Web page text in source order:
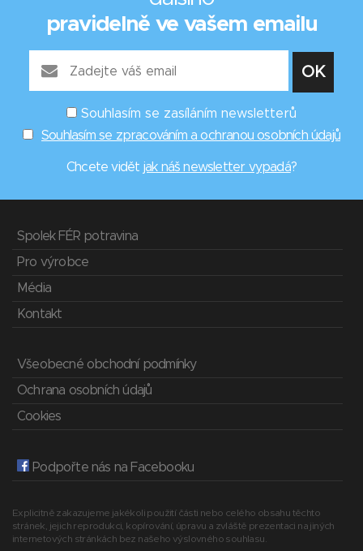
pravidelně ve vašem emailu
Souhlasím se zasíláním newsletterů
Souhlasím se zpracováním a ochranou osobních údajů
Chcete vidět jak náš newsletter vypadá?
Spolek FÉR potravina
Pro výrobce
Média
Kontakt
Všeobecné obchodní podmínky
Ochrana osobních údajů
Cookies
Podpořte nás na Facebooku
Explicitně zakazujeme jakékoli použití části nebo celého obsahu těchto
stránek, jejich reprodukci, kopírování, úpravu a zvláště prezentaci na jiných
internetových stránkách bez našeho výslovného souhlasu.